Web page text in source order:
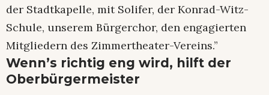
der Stadtkapelle, mit Solifer, der Konrad-Witz-
Schule, unserem Bürgerchor, den engagierten
Mitgliedern des Zimmertheater-Vereins.”
Wenn’s richtig eng wird, hilft der
Oberbürgermeister